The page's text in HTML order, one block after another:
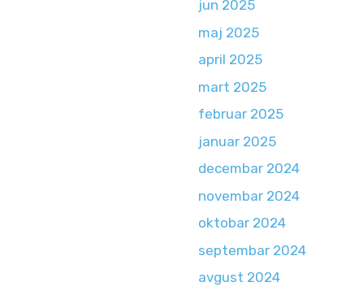
jun 2025
maj 2025
april 2025
mart 2025
februar 2025
januar 2025
decembar 2024
novembar 2024
oktobar 2024
septembar 2024
avgust 2024